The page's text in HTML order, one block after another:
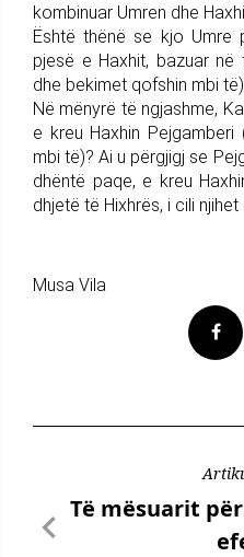
kombinuar Umren dhe
Është thënë se kjo Umre
pjesë e Haxhit, bazuar në
dhe bekimet qofshin mbi
Në mënyrë të ngjashme,
e kreu Haxhin
mbi të)? Ai u përgjigj se
dhëntë paqe, e kreu
dhjetë të Hixhrës, i cili njihet
Musa Vila
Të mësuarit